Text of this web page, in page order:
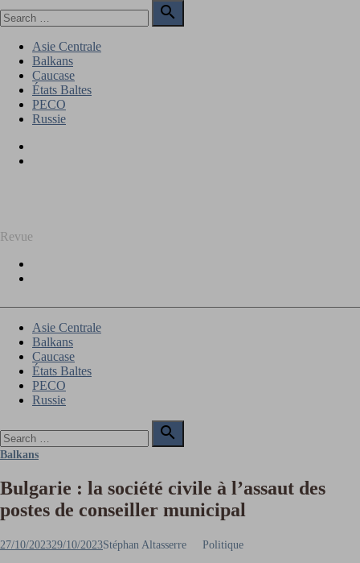
to
for:

Search
Asie Centrale
Balkans
Caucase
États Baltes
PECO
Russie
Revue
Asie Centrale
Balkans
Caucase
États Baltes
PECO
Russie
for:

Search
Balkans
Bulgarie : la société civile à l’assaut des
postes de conseiller municipal
Posted
27/10/202329/10/2023Author
Stéphan Altasserre Politique